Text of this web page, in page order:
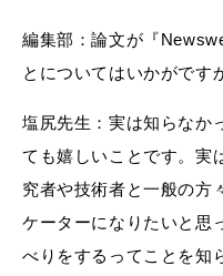
編集部：論文が『
とについてはいかがです
塩尻先生：実は知らなか
ても嬉しいことです。実
究者や技術者と一般の方
ケーターになりたいと思
べりをするってことを知